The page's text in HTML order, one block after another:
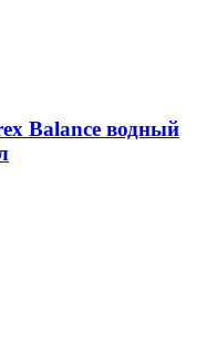
Balance водный